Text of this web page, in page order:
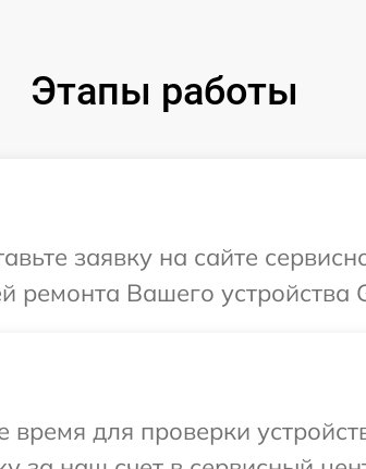
Этапы работы
заявку на сайте
ремонта Вашего устройства
для проверки